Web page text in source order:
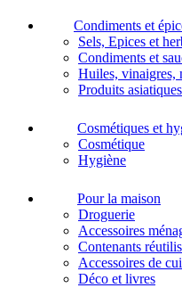
Condiments et
Sels, Epices et
Condiments et
Huiles, vinaigres,
Produits asiatiques
Cosmétiques et
Cosmétique
Hygiène
Pour la maison
Droguerie
Accessoires
Contenants
Accessoires de
Déco et livres